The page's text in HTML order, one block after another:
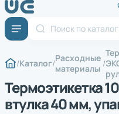
Каталог Расходные
материалы
Термоэтикетка
втулка 40 мм,